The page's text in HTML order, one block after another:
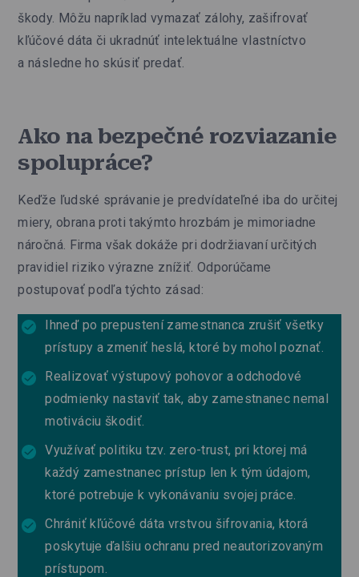
škody. Môžu napríklad vymazať zálohy, zašifrovať
kľúčové dáta či ukradnúť intelektuálne vlastníctvo
a následne ho skúsiť predať.
Ako na bezpečné rozviazanie
spolupráce?
Keďže ľudské správanie je predvídateľné iba do určitej
miery, obrana proti takýmto hrozbám je mimoriadne
náročná. Firma však dokáže pri dodržiavaní určitých
pravidiel riziko výrazne znížiť. Odporúčame
postupovať podľa týchto zásad:
Ihneď po prepustení zamestnanca zrušiť všetky
prístupy a zmeniť heslá, ktoré by mohol poznať.
Realizovať výstupový pohovor a odchodové
podmienky nastaviť tak, aby zamestnanec nemal
motiváciu škodiť.
Využívať politiku tzv. zero-trust, pri ktorej má
každý zamestnanec prístup len k tým údajom,
ktoré potrebuje k vykonávaniu svojej práce.
Chrániť kľúčové dáta vrstvou šifrovania, ktorá
poskytuje ďalšiu ochranu pred neautorizovaným
prístupom.